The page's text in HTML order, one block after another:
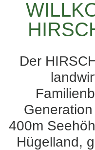
Der
400m
Hügelland,